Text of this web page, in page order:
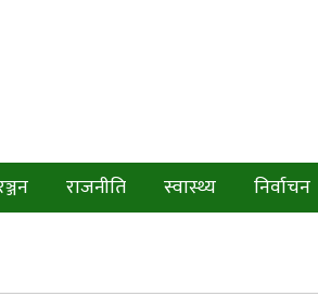
राजनीति स्वास्थ्य निर्वाचन